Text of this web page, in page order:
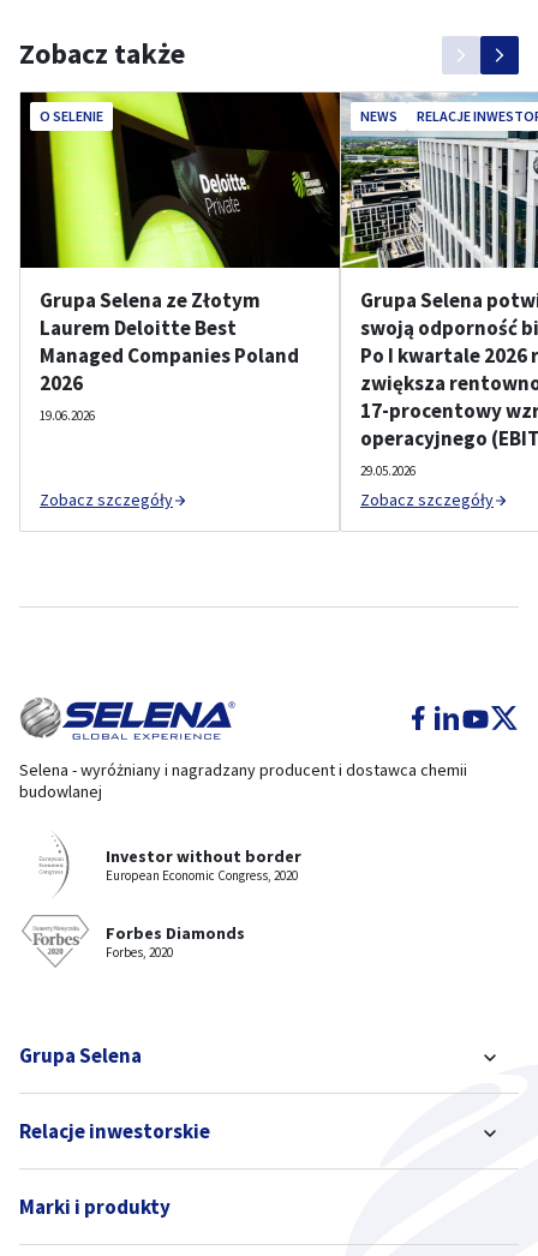
Zobacz także
O SELENIE
Grupa Selena ze Złotym
Laurem Deloitte Best
Managed Companies Poland
2026
19.06.2026
Zobacz szczegóły
NEWS RELACJE
Grupa Selena
swoją odporność
Po I kwartale
zwiększa
17-procentowy
operacyjnego
29.05.2026
Zobacz szczegóły
Selena - wyróżniany i nagradzany producent i dostawca chemii
budowlanej
Investor without border
European Economic Congress, 2020
Forbes Diamonds
Forbes, 2020
Grupa Selena
Relacje inwestorskie
Marki i produkty